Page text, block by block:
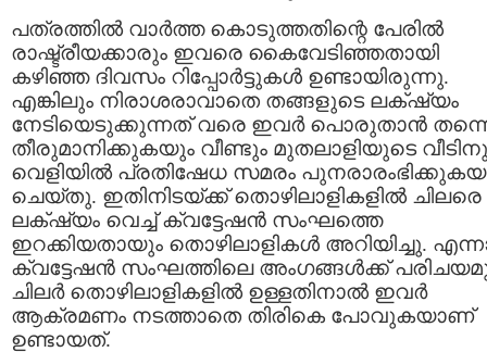
പത്രത്തില്‍ വാര്‍ത്ത കൊടുത്തതിന്റെ പേരില്‍
രാഷ്ട്രീയക്കാരും ഇവരെ കൈവേടിഞ്ഞതായി
കഴിഞ്ഞ ദിവസം റിപ്പോര്‍ട്ടുകള്‍ ഉണ്ടായിരുന്നു.
എങ്കിലും നിരാശരാവാതെ തങ്ങളുടെ ലക്‌ഷ്യം
നേടിയെടുക്കുന്നത് വരെ ഇവര്‍ പൊരുതാന്‍
തീരുമാനിക്കുകയും വീണ്ടും മുതലാളിയുടെ വീടിനു
വെളിയില്‍ പ്രതിഷേധ സമരം
ചെയ്തു. ഇതിനിടയ്ക്ക് തൊഴിലാളികളില്‍ ചിലരെ
ലക്‌ഷ്യം വെച്ച് ക്വട്ടേഷന്‍ സംഘത്തെ
ഇറക്കിയതായും തൊഴിലാളികള്‍ അറിയിച്ചു.
ക്വട്ടേഷന്‍ സംഘത്തിലെ അംഗങ്ങള്‍ക്ക്‌
ചിലര്‍ തൊഴിലാളികളില്‍ ഉള്ളതിനാല്‍ ഇവര്‍
ആക്രമണം നടത്താതെ തിരികെ പോവുകയാണ്
ഉണ്ടായത്.